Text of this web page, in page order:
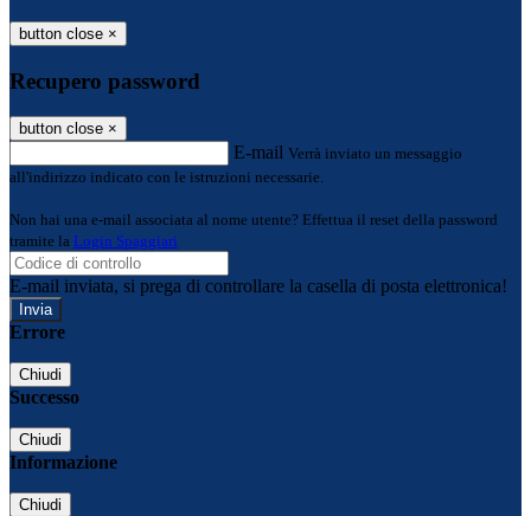
button close ×
Recupero password
button close ×
E-mail Verrà inviato un messaggio
all'indirizzo indicato con le istruzioni necessarie.
Non hai una e-mail associata al nome utente? Effettua il reset della password
tramite la Login Spaggiari
E-mail inviata, si prega di controllare la casella di posta elettronica!
Errore
Chiudi
Successo
Chiudi
Informazione
Chiudi